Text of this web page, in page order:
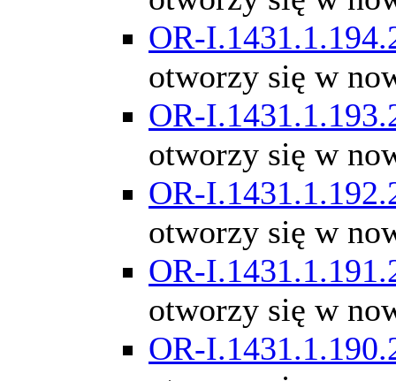
OR-
otworzy się w
OR-
otworzy się w
OR-
otworzy się w
OR-
otworzy się w
OR-